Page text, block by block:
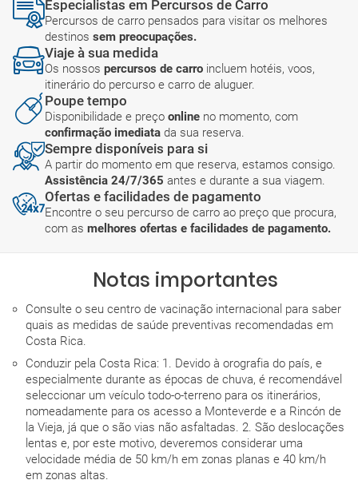
Especialistas em Percursos de Carro
Percursos de carro pensados para visitar os melhores
destinos sem preocupações.
Viaje à sua medida
Os nossos percursos de carro incluem hotéis, voos,
itinerário do percurso e carro de aluguer.
Poupe tempo
Disponibilidade e preço online no momento, com
confirmação imediata da sua reserva.
Sempre disponíveis para si
A partir do momento em que reserva, estamos consigo.
Assistência 24/7/365 antes e durante a sua viagem.
Ofertas e facilidades de pagamento
Encontre o seu percurso de carro ao preço que procura,
com as melhores ofertas e facilidades de pagamento.
Notas importantes
Consulte o seu centro de vacinação internacional para saber
quais as medidas de saúde preventivas recomendadas em
Costa Rica.
Conduzir pela Costa Rica: 1. Devido à orografia do país, e
especialmente durante as épocas de chuva, é recomendável
seleccionar um veículo todo-o-terreno para os itinerários,
nomeadamente para os acesso a Monteverde e a Rincón de
la Vieja, já que o são vias não asfaltadas. 2. São deslocações
lentas e, por este motivo, deveremos considerar uma
velocidade média de 50 km/h em zonas planas e 40 km/h
em zonas altas.